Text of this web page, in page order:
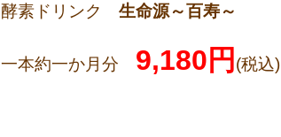
酵素ドリンク 生命源～百寿～
一本約一か月分 9,180円 (税込)